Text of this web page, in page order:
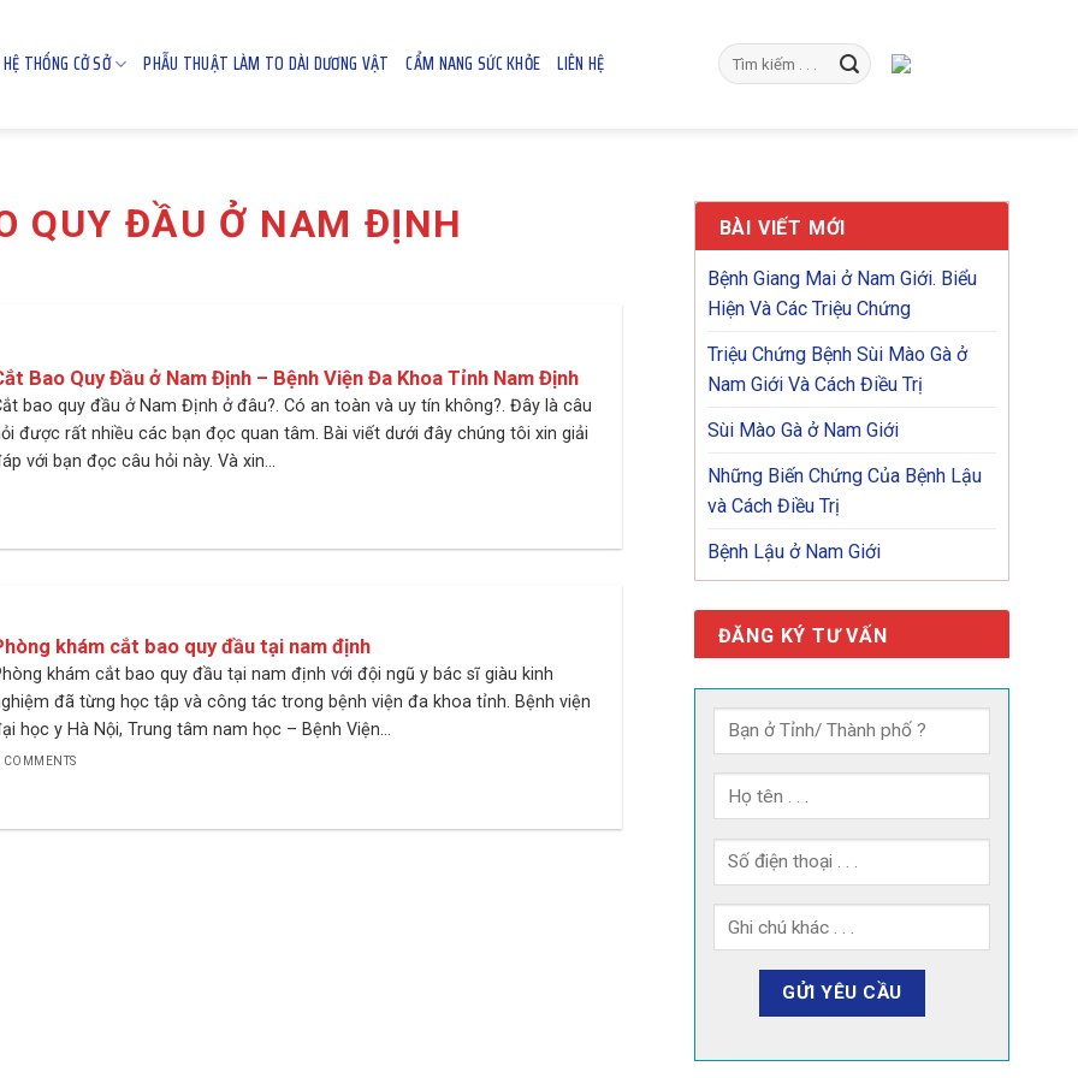
HỆ THỐNG CỞ SỞ PHẪU THUẬT LÀM TO DÀI DƯƠNG VẬT CẨM NANG SỨC KHỎE LIÊN HỆ
QUY ĐẦU Ở NAM ĐỊNH
Bao Quy Đầu ở Nam Định – Bệnh Viện Đa Khoa Tỉnh Nam Định
bao quy đầu ở Nam Định ở đâu?. Có an toàn và uy tín không?. Đây là câu
được rất nhiều các bạn đọc quan tâm. Bài viết dưới đây chúng tôi xin giải
với bạn đọc câu hỏi này. Và xin...
khám cắt bao quy đầu tại nam định
khám cắt bao quy đầu tại nam định với đội ngũ y bác sĩ giàu kinh
đã từng học tập và công tác trong bệnh viện đa khoa tỉnh. Bệnh viện
học y Hà Nội, Trung tâm nam học – Bệnh Viện...
COMMENTS
BÀI VIẾT MỚI
Bệnh Giang Mai ở Nam Giới. Biểu
Hiện Và Các Triệu Chứng
Triệu Chứng Bệnh Sùi Mào Gà ở
Nam Giới Và Cách Điều Trị
Sùi Mào Gà ở Nam Giới
Những Biến Chứng Của Bệnh Lậu
và Cách Điều Trị
Bệnh Lậu ở Nam Giới
ĐĂNG KÝ TƯ VẤN